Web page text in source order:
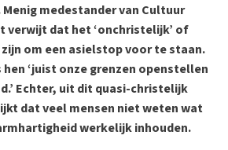
medestander van Cultuur
verwijt dat het ‘onchristelijk’ of
zijn om een asielstop voor te staan.
‘juist onze grenzen openstellen
Echter, uit dit quasi-christelijk
dat veel mensen niet weten wat
werkelijk inhouden.